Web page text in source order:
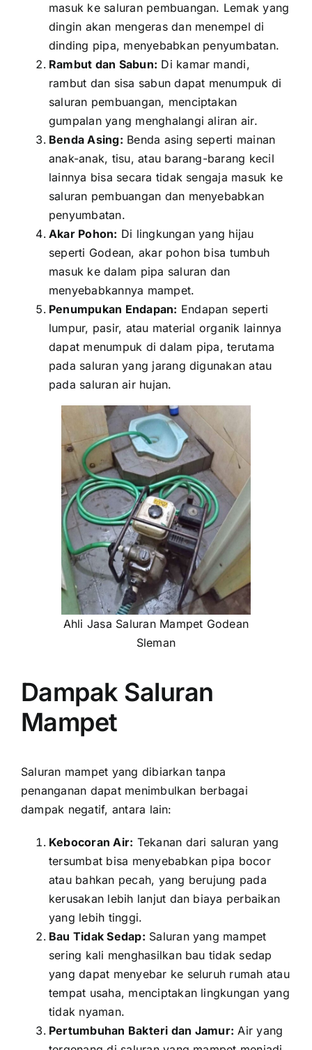
masuk ke saluran pembuangan. Lemak yang
dingin akan mengeras dan menempel di
dinding pipa, menyebabkan penyumbatan.
Rambut dan Sabun: Di kamar mandi,
rambut dan sisa sabun dapat menumpuk di
saluran pembuangan, menciptakan
gumpalan yang menghalangi aliran air.
Benda Asing: Benda asing seperti mainan
anak-anak, tisu, atau barang-barang kecil
lainnya bisa secara tidak sengaja masuk ke
saluran pembuangan dan menyebabkan
penyumbatan.
Akar Pohon: Di lingkungan yang hijau
seperti Godean, akar pohon bisa tumbuh
masuk ke dalam pipa saluran dan
menyebabkannya mampet.
Penumpukan Endapan: Endapan seperti
lumpur, pasir, atau material organik lainnya
dapat menumpuk di dalam pipa, terutama
pada saluran yang jarang digunakan atau
pada saluran air hujan.
Ahli Jasa Saluran Mampet Godean
Sleman
Dampak Saluran
Mampet
Saluran mampet yang dibiarkan tanpa
penanganan dapat menimbulkan berbagai
dampak negatif, antara lain:
Kebocoran Air: Tekanan dari saluran yang
tersumbat bisa menyebabkan pipa bocor
atau bahkan pecah, yang berujung pada
kerusakan lebih lanjut dan biaya perbaikan
yang lebih tinggi.
Bau Tidak Sedap: Saluran yang mampet
sering kali menghasilkan bau tidak sedap
yang dapat menyebar ke seluruh rumah atau
tempat usaha, menciptakan lingkungan yang
tidak nyaman.
Pertumbuhan Bakteri dan Jamur: Air yang